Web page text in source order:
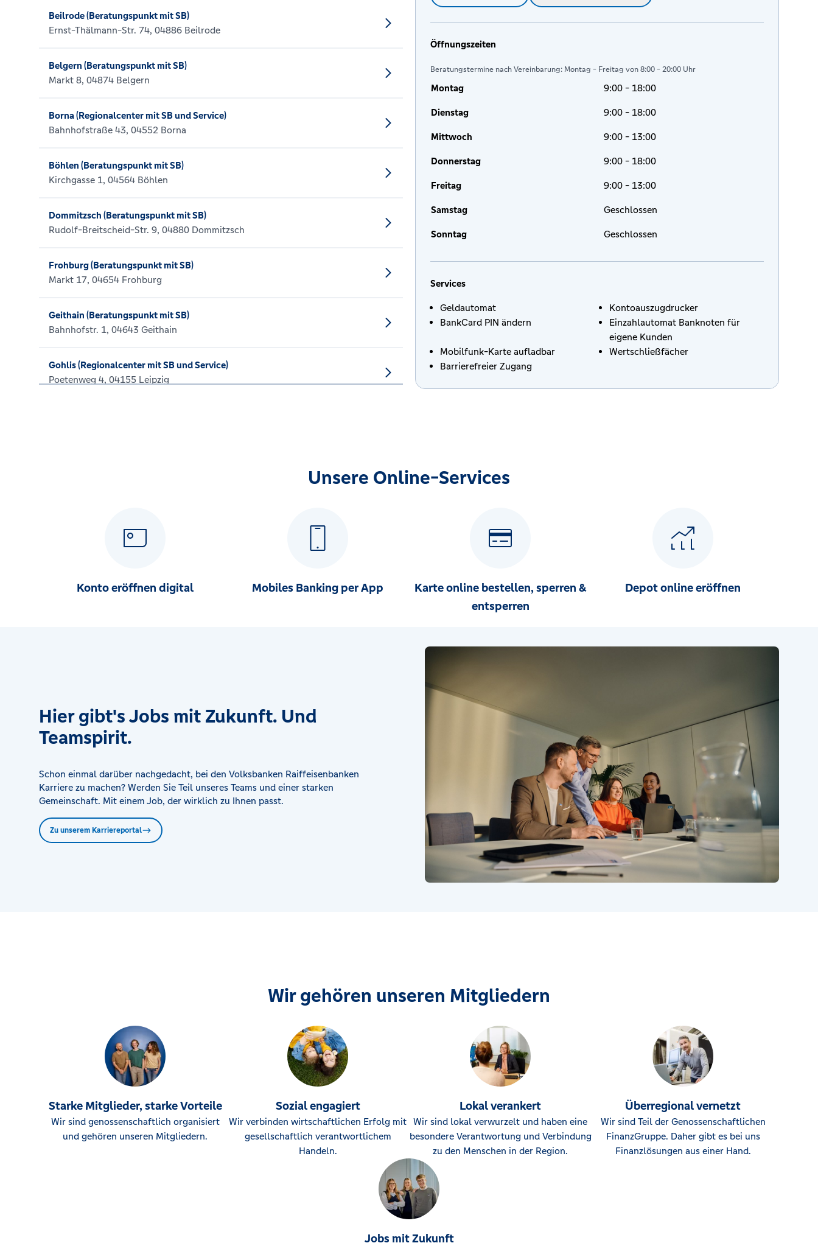
Beilrode (Beratungspunkt mit SB)
Ernst-Thälmann-Str. 74, 04886 Beilrode
Belgern (Beratungspunkt mit SB)
Markt 8, 04874 Belgern
Borna (Regionalcenter mit SB und Service)
Bahnhofstraße 43, 04552 Borna
Böhlen (Beratungspunkt mit SB)
Kirchgasse 1, 04564 Böhlen
Dommitzsch (Beratungspunkt mit SB)
Rudolf-Breitscheid-Str. 9, 04880 Dommitzsch
Frohburg (Beratungspunkt mit SB)
Markt 17, 04654 Frohburg
Geithain (Beratungspunkt mit SB)
Bahnhofstr. 1, 04643 Geithain
Gohlis (Regionalcenter mit SB und Service)
Poetenweg 4, 04155 Leipzig
Rietschelstr. 2, 04177 Leipzig
Schildau (Beratungspunkt mit SB)
Gneisenaustr. 3, 04889 Schildau
Schillerstr. 3, 04109 Leipzig
Könneritzstr. 50 a, 04229 Leipzig
Lindenstr. 2-4, 04158 Leipzig
Zwenkau (Beratungspunkt mit SB)
Leipziger Straße 34, 04442 Zwenkau
Öffnungszeiten
Beratungstermine nach Vereinbarung: Montag - Freitag von 8:00 - 20:00 Uhr
Montag 9:00 - 18:00
Dienstag 9:00 - 18:00
Mittwoch 9:00 - 13:00
Donnerstag 9:00 - 18:00
Freitag 9:00 - 13:00
Samstag Geschlossen
Sonntag Geschlossen
Services
Geldautomat
Kontoauszugdrucker
BankCard PIN ändern
Einzahlautomat Banknoten für
eigene Kunden
Mobilfunk-Karte aufladbar
Wertschließfächer
Barrierefreier Zugang
Unsere Online-Services
Konto eröffnen digital Mobiles Banking per App
Karte online bestellen, sperren &
entsperren
Depot online eröffnen
Hier gibt's Jobs mit Zukunft. Und
Teamspirit.
Schon einmal darüber nachgedacht, bei den Volksbanken Raiffeisenbanken
Karriere zu machen? Werden Sie Teil unseres Teams und einer starken
Gemeinschaft. Mit einem Job, der wirklich zu Ihnen passt.
Zu unserem Karriereportal
Wir gehören unseren Mitgliedern
Starke Mitglieder, starke Vorteile
Wir sind genossenschaftlich organisiert
und gehören unseren Mitgliedern.
Sozial engagiert
Wir verbinden wirtschaftlichen Erfolg mit
gesellschaftlich verantwortlichem
Handeln.
Lokal verankert
Wir sind lokal verwurzelt und haben eine
besondere Verantwortung und Verbindung
zu den Menschen in der Region.
Überregional vernetzt
Wir sind Teil der Genossenschaftlichen
FinanzGruppe. Daher gibt es bei uns
Finanzlösungen aus einer Hand.
Jobs mit Zukunft